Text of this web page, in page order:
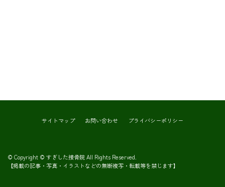
サイトマップ お問い合わせ プライバシーポリシー
© Copyright © すぎした接骨院 All Rights Reserved.
【掲載の記事・写真・イラストなどの無断複写・転載等を禁じます】